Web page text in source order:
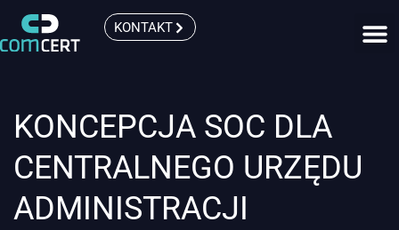
KONTAKT
KONCEPCJA SOC DLA
CENTRALNEGO URZĘDU
ADMINISTRACJI